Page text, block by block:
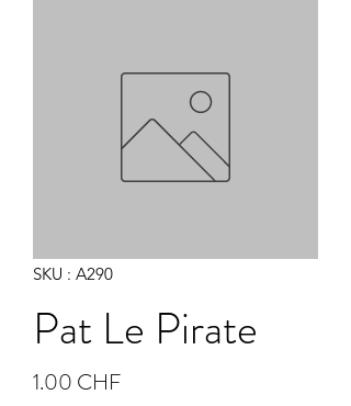
SKU : A290
Pat Le Pirate
1.00 CHFPrix